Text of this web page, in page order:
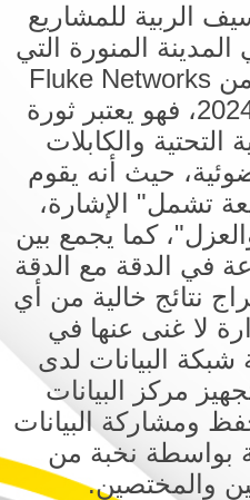
الربية للمشاريع
المدينة المنورة التي
تمتلك أحدث إصدار من Fluke Networks
DSX2-8000Q لعام 2024، فهو يعتبر ثورة
التحتية والكابلات
حيث أنه يقوم
تشمل" الإشارة،
كما يجمع بين
في الدقة مع الدقة
نتائج خالية من أي
لا غنى عنها في
البيانات لدى
مركز البيانات
ومشاركة البيانات
24 ساعة بواسطة نخبة من
والمختصين.